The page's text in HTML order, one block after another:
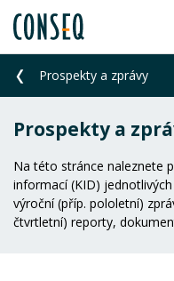
Prospekty a zprávy
Prospekty a
Na této stránce naleznete
informací (KID)
výroční (příp. pololetní)
čtvrtletní) reporty,